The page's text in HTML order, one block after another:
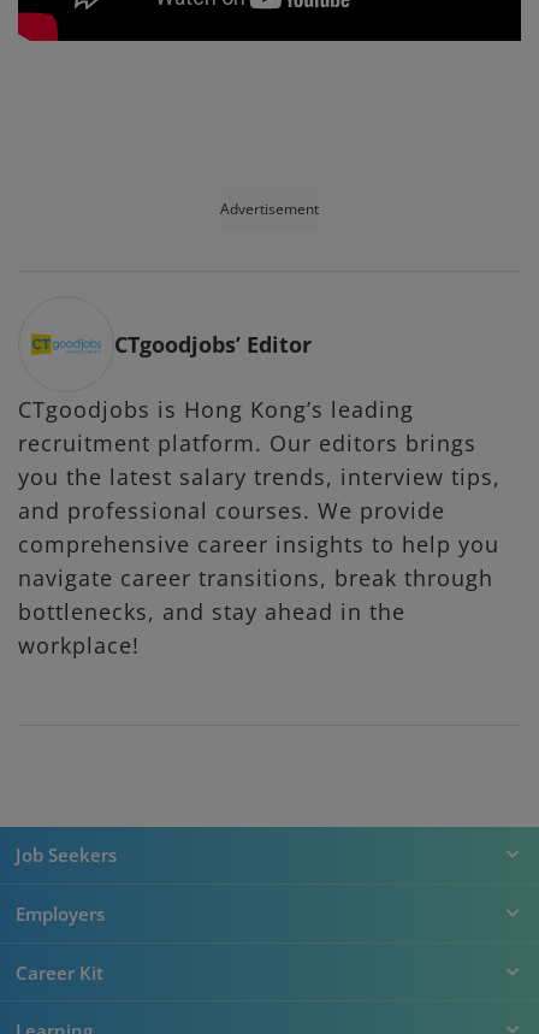
Advertisement
CTgoodjobs’ Editor
CTgoodjobs is Hong Kong’s leading
recruitment platform. Our editors brings
you the latest salary trends, interview tips,
and professional courses. We provide
comprehensive career insights to help you
navigate career transitions, break through
bottlenecks, and stay ahead in the
workplace!
Job Seekers
Employers
Career Kit